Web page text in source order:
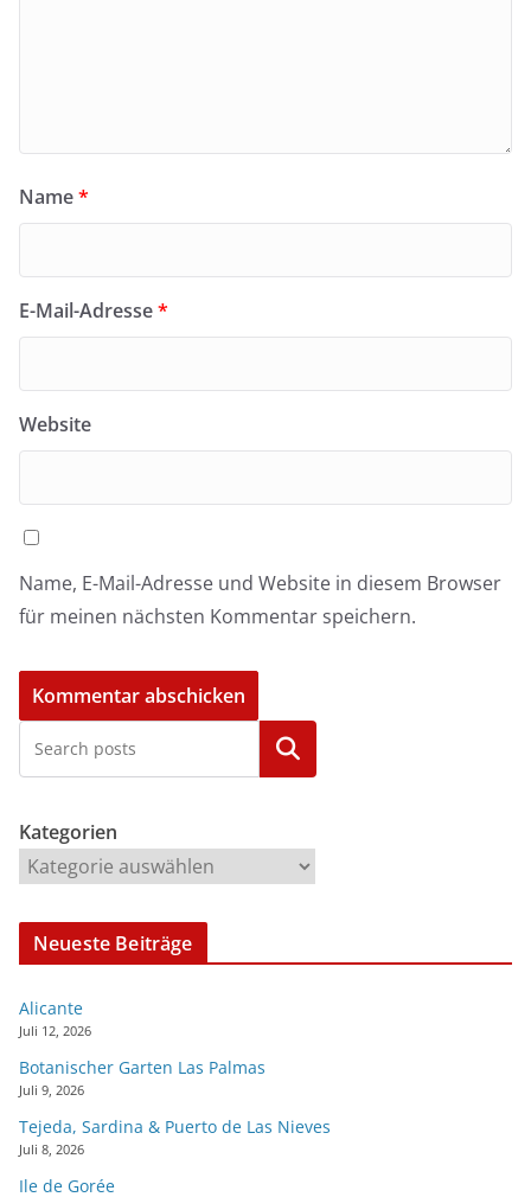
Name*
E-Mail-Adresse*
Website
Name, E-Mail-Adresse und Website in diesem Browser
für meinen nächsten Kommentar speichern.
Kategorien
Kategorien
Neueste Beiträge
Alicante
Juli 12, 2026
Botanischer Garten Las Palmas
Juli 9, 2026
Tejeda, Sardina & Puerto de Las Nieves
Juli 8, 2026
Ile de Gorée